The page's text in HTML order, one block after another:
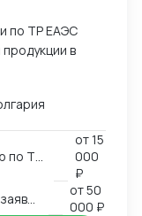
по ТР ЕАЭС
в
Подготовка заявки на сертификацию по ТР ЕАЭС 043, ТР ТС 004, ТР ТС 020, ТР ТС 010, 123-ФЗ
от15
000
₽
от50
000 ₽